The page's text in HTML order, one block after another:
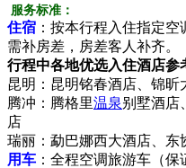
服务标准：
住宿 ：按本行程入住指定
需补房差，房差客人补齐。
行程中各地优选入住酒店参
昆明：昆明铭春酒店、锦
腾冲：腾格里温泉别墅酒店
店
瑞丽：勐巴娜西大酒店、东
用车 ：全程空调旅游车（